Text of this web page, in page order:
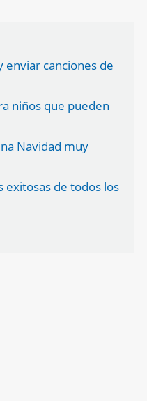
enviar canciones de
niños que pueden
Navidad muy
exitosas de todos los